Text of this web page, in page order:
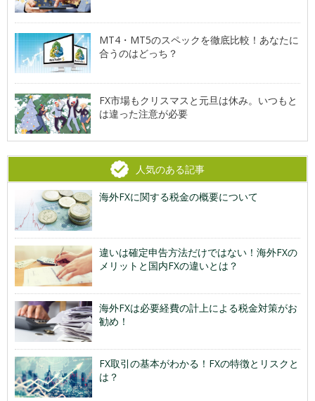
人気のある記事
海外FXに関する税金の概要について
違いは確定申告方法だけではない！海外FXの
メリットと国内FXの違いとは？
海外FXは必要経費の計上による税金対策がお
勧め！
FX取引の基本がわかる！FXの特徴とリスクと
は？
MT4・MT5のスペックを徹底比較！あなたに
合うのはどっち？
FX市場もクリスマスと元旦は休み。いつもと
は違った注意が必要